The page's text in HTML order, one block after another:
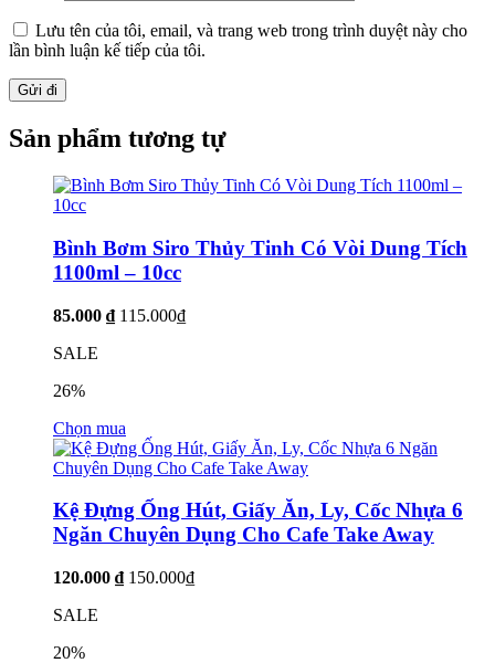
Lưu tên của tôi, email, và trang web trong trình duyệt này cho
lần bình luận kế tiếp của tôi.
Sản phẩm tương tự
Bình Bơm Siro Thủy Tinh Có Vòi Dung Tích
1100ml – 10cc
85.000 ₫ 115.000₫
SALE
26%
Chọn mua
Kệ Đựng Ống Hút, Giấy Ăn, Ly, Cốc Nhựa 6
Ngăn Chuyên Dụng Cho Cafe Take Away
120.000 ₫ 150.000₫
SALE
20%